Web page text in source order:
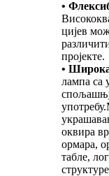
•
цијев
пројекте.
•
лампа са
оквира
ормара,
табле,